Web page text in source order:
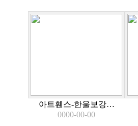
아트휀스-한울보강…
0000-00-00